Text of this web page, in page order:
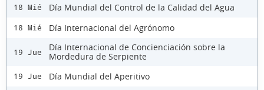
18 Mié Día Mundial del Control de la Calidad del Agua
18 Mié Día Internacional del Agrónomo
19 Jue
Día Internacional de Concienciación sobre la
Mordedura de Serpiente
19 Jue Día Mundial del Aperitivo